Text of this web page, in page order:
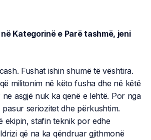
Kategorinë e Parë tashmë, jeni
Fushat ishin shumë të vështira.
militonim në këto fusha dhe në këtë
ne asgjë nuk ka qenë e lehtë. Por nga
pasur seriozitet dhe përkushtim.
ekipin, stafin teknik por edhe
që na ka qëndruar gjithmonë